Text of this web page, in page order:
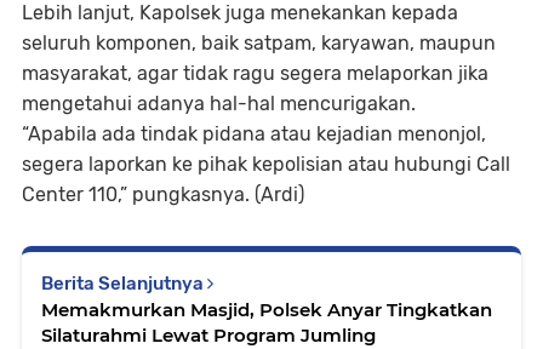
Lebih lanjut, Kapolsek juga menekankan kepada
seluruh komponen, baik satpam, karyawan, maupun
masyarakat, agar tidak ragu segera melaporkan jika
mengetahui adanya hal-hal mencurigakan.
“Apabila ada tindak pidana atau kejadian menonjol,
segera laporkan ke pihak kepolisian atau hubungi Call
Center 110,” pungkasnya. (Ardi)
Berita Selanjutnya
Memakmurkan Masjid, Polsek Anyar Tingkatkan
Silaturahmi Lewat Program Jumling